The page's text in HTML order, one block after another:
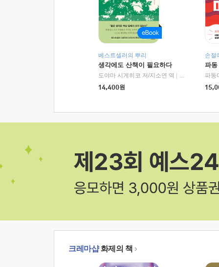
베스트셀러의 뿌리
생각에도 산책이 필요하다
도야마 시게히코 저/지소연 역
알에이치코리
14,400원
손절
파동
파동
크레마샵화제의 책